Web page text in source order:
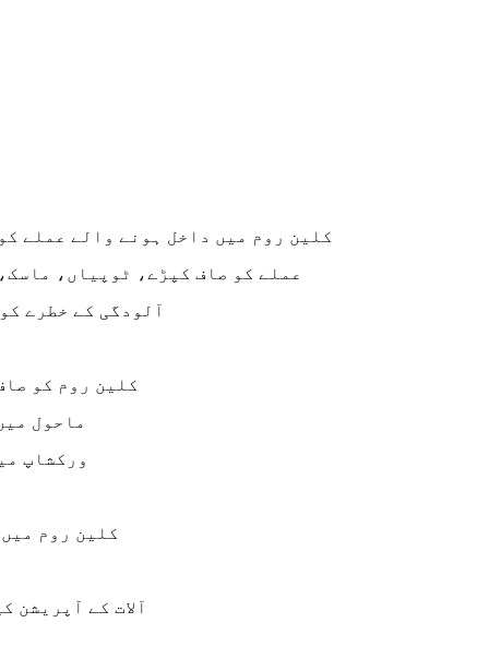
- کلین روم میں داخل ہونے والے عملے
- عملے کو صاف کپڑے، ٹوپیاں،
- آلودگی کے خطرے
- کلین روم کو
- ماحول
- ورکشاپ
- کلین روم
- آلات کے